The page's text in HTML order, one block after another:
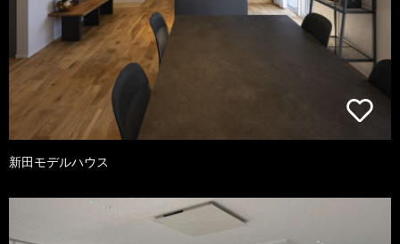
新田モデルハウス